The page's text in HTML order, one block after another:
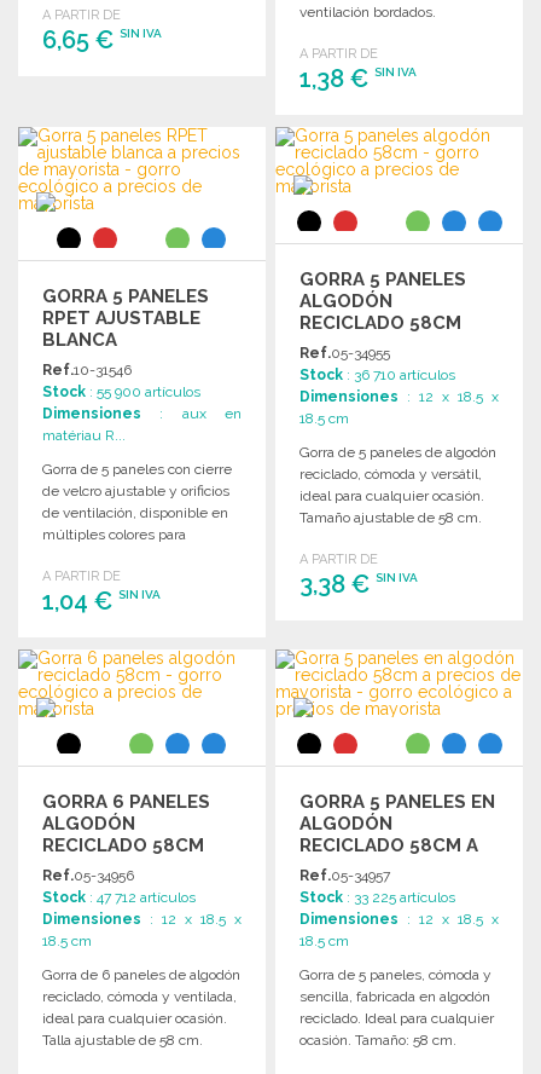
A PARTIR DE
6,65 € SIN IVA
Solicitar un presupuesto
ventilación bordados.
A PARTIR DE
1,38 €SIN IVA
PEDIR
Solicitar un presupuesto
GORRA 5 PANELES
RPET AJUSTABLE
BLANCA
Ref.10-31546
Stock : 55 900 artículos
Dimensiones : aux en
matériau R...
Gorra de 5 paneles con cierre
de velcro ajustable y orificios
de ventilación, disponible en
múltiples colores para
A PARTIR DE
1,04 € SIN IVA
PEDIR
Solicitar un presupuesto
GORRA 5 PANELES
ALGODÓN
RECICLADO 58CM
Ref.05-34955
Stock : 36 710 artículos
Dimensiones : 12 x 18.5 x
18.5 cm
Gorra de 5 paneles de algodón
reciclado, cómoda y versátil,
ideal para cualquier ocasión.
Tamaño ajustable de 58 cm.
A PARTIR DE
3,38 €SIN IVA
Solicitar un presupuesto
GORRA 6 PANELES
ALGODÓN
RECICLADO 58CM
Ref.05-34956
Stock : 47 712 artículos
Dimensiones : 12 x 18.5 x
18.5 cm
Gorra de 6 paneles de algodón
reciclado, cómoda y ventilada,
ideal para cualquier ocasión.
Talla ajustable de 58 cm.
GORRA 5 PANELES EN
ALGODÓN
RECICLADO 58CM A
PRECIOS DE
MAYORISTA
Ref.05-34957
Stock : 33 225 artículos
Dimensiones : 12 x 18.5 x
18.5 cm
Gorra de 5 paneles, cómoda y
sencilla, fabricada en algodón
reciclado. Ideal para cualquier
ocasión. Tamaño: 58 cm.